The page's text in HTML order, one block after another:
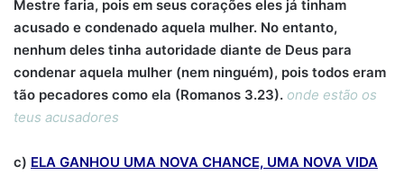
Mestre faria, pois em seus corações eles já tinham
acusado e condenado aquela mulher. No entanto,
nenhum deles tinha autoridade diante de Deus para
condenar aquela mulher (nem ninguém), pois todos eram
tão pecadores como ela (Romanos 3.23). onde estão os
teus acusadores
c) ELA GANHOU UMA NOVA CHANCE, UMA NOVA VIDA